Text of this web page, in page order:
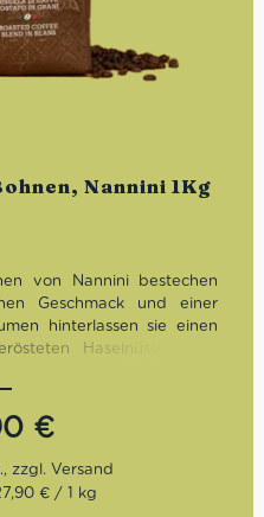
Nannini 1Kg
von Nannini bestechen
Geschmack und einer
hinterlassen sie einen
Haselnüssen. Die
präsentiert sich der
und schokoladig, voll und
Vanillie und
€
€ / 1 kg